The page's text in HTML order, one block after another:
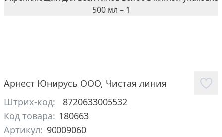
Арнест Юнирусь ООО, Чистая линия
Штрих-код:
8720633005532
Код товара: 180663
Артикул: 90009060